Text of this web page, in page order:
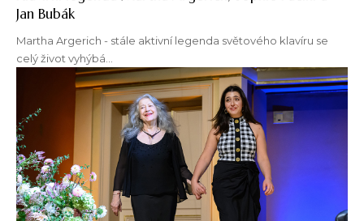
Jan Bubák
Martha Argerich - stále aktivní legenda světového klavíru se
celý život vyhýbá…